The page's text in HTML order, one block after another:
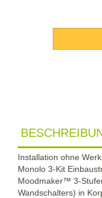
Installation ohne
Monolo 3-Kit
Moodmaker™ 3-
Wandschalters) in